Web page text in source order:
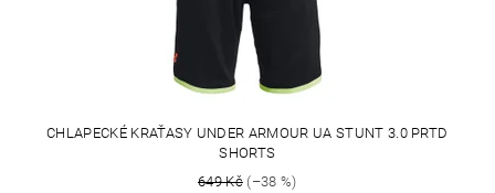
CHLAPECKÉ KRAŤASY UNDER ARMOUR UA STUNT 3.0 PRTD
SHORTS
649 Kč(–38 %)